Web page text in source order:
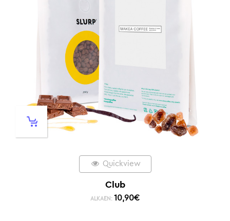
Quickview
Club
ALKAEN: 10,90€